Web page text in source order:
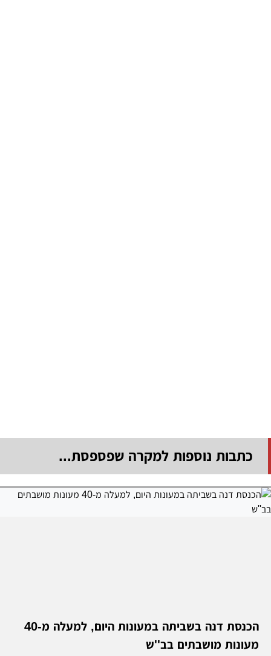
כתבות נוספות למקרה שפספסת...
הכנסת דנה בשביתה במעונות היום, למעלה מ-40
מעונות מושבתים בב''ש